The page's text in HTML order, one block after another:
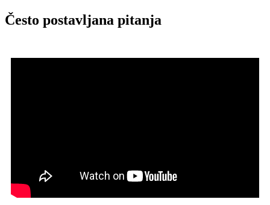
Često postavljana pitanja